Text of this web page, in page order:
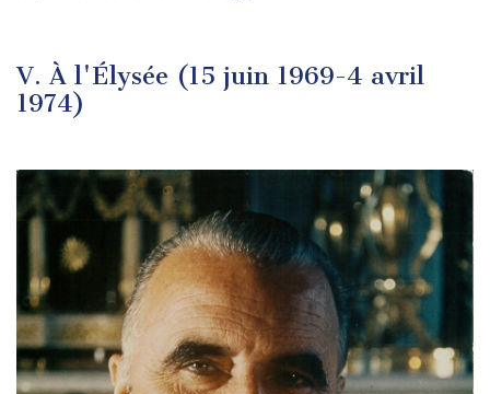
V. À l'Élysée (15 juin 1969-4 avril
1974)